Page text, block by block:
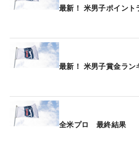
も順位を維持した。
位70人がプレーオフシリーズに
は来季シード権が与えられる。
最新！ 米男子ポイント
最新！ 米男子賞金ラン
全米プロ 最終結果